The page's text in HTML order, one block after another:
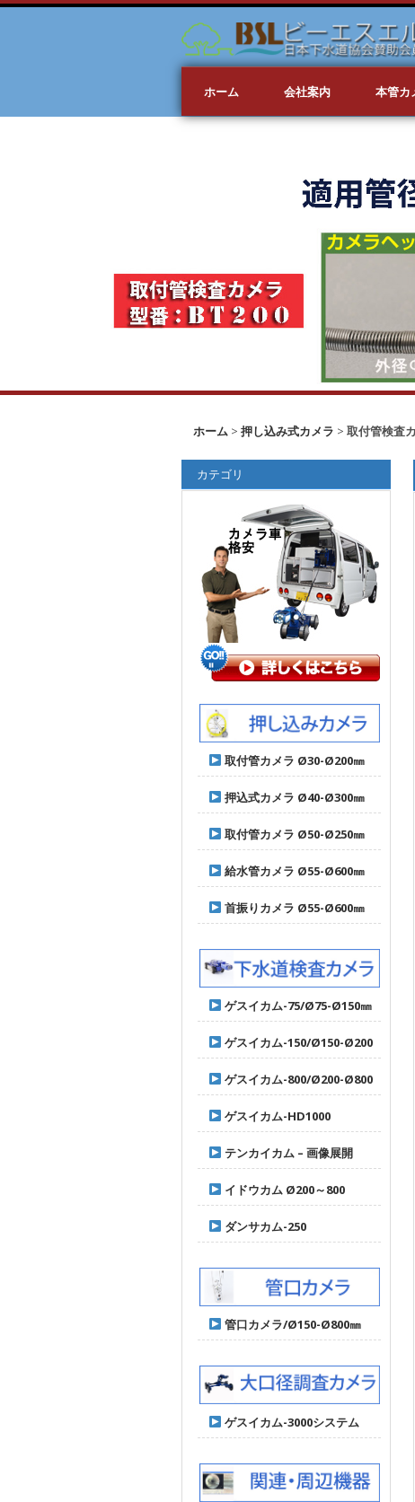
ホーム 会社案内 本管カ
ホーム > 押し込み式カメラ > 取付管検査
カテゴリ
取付管カメラ Ø30-Ø200㎜
押込式カメラ Ø40-Ø300㎜
取付管カメラ Ø50-Ø250㎜
給水管カメラ Ø55-Ø600㎜
首振りカメラ Ø55-Ø600㎜
ゲスイカム-75/Ø75-Ø150㎜
ゲスイカム-150/Ø150-Ø200
ゲスイカム-800/Ø200-Ø800
ゲスイカム-HD1000
テンカイカム – 画像展開
イドウカム Ø200～800
ダンサカム-250
管口カメラ/Ø150-Ø800㎜
ゲスイカム-3000システム